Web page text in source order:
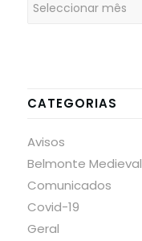
CATEGORIAS
Avisos
Belmonte Medieval
Comunicados
Covid-19
Geral